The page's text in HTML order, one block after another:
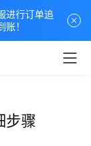
步骤
进行订单追
！